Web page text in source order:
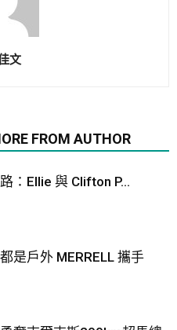
文
FROM AUTHOR
：Ellie 與 Clifton P...
是戶外 MERRELL 攜手